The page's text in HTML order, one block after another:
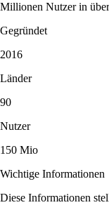
Millionen Nutzer in
Gegründet
2016
Länder
90
Nutzer
150 Mio
Wichtige Informationen
Diese Informationen